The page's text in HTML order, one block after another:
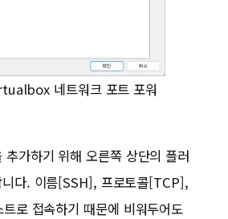
네트워크 포트 포워
추가하기 위해 오른쪽 상단의 플러
니다. 이름[SSH], 프로토콜[TCP],
로 접속하기 때문에 비워두어도